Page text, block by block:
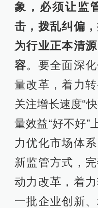
象，必须让监
击，拨乱纠偏
为行业正本清
容。要全面深
量改革，着力
关注增长速度“
量效益“好不好”
力优化市场体
新监管方式，
动力改革，着
一批企业创新